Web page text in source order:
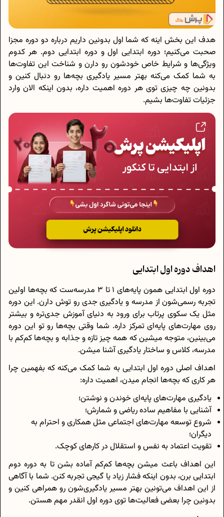
هدف این بخش اینه که شما اول بدونین داریم درباره دو دوره مجزا
صحبت می‌کنیم؛ دوره ابتدایی اول و دوره ابتدایی دوم. هر کدوم
ویژگی‌ها و شرایط خاص خودشون رو دارن و شناخت این تفاوت‌ها
به شما کمک می‌کنه بهتر مسیر یادگیری بچه‌ها رو دنبال کنین و
بدونین چه چیزی توی هر دوره اهمیت داره، بدون اینکه الان وارد
جزئیات تفاوت‌ها بشیم.
اهداف دوره اول ابتدایی
دوره اول ابتدایی همون پایه‌های 1 تا 3 مدرسه‌ست که بچه‌ها اولین
تجربه رسمی‌شون از مدرسه و یادگیری جدی رو توش دارن. این دوره
مثل یک سکوی پرتاب برای ورود به دنیای آموزش جدی‌تره و بیشتر
روی مهارت‌های پایه‌ای تمرکز داره. شما وقتی بچه‌ها رو تو این دوره
می‌بینین، متوجه میشین که همه چیز تازه و جذابه و بچه‌ها کم‌کم با
مدرسه، کلاس و ساختار یادگیری آشنا میشن.
اهداف اصلی دوره اول ابتدایی به شما کمک می‌کنه که بفهمین چرا
هر کاری که بچه‌ها انجام میدن، اهمیت داره:
یادگیری مهارت‌های پایه‌ای خوندن و نوشتن؛
آشنایی با مفاهیم ساده ریاضی و شمارش؛
شروع توسعه مهارت‌های اجتماعی مثل همکاری و احترام به
دیگران؛
تقویت اعتماد به نفس و استقلال در کارهای کوچک.
این اهداف باعث میشن بچه‌ها کم‌کم آماده بشن تا به دوره دوم
ابتدایی برن، بدون اینکه فشار زیاد یا گیجی تجربه کنن. شما با آگاهی
از این اهداف می‌تونین بهتر مسیر یادگیری‌شون رو همراهی کنین و
بدونین چرا بعضی فعالیت‌ها توی دوره اول انقدر مهم هستن.